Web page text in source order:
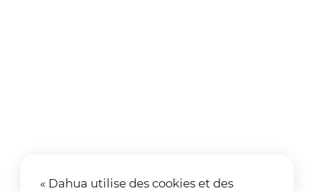
« Dahua utilise des cookies et des